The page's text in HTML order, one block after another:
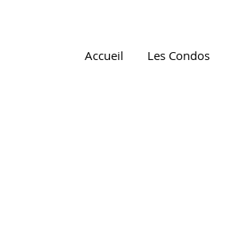
Accueil Les Condos